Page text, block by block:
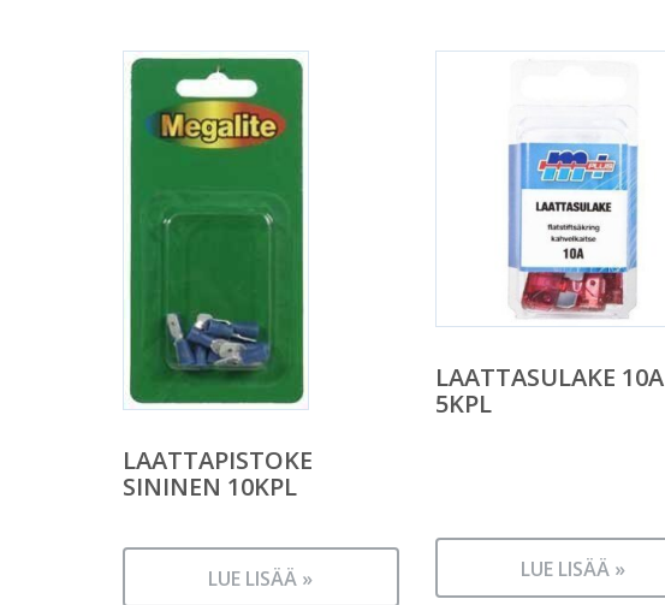
LAATTAPISTOKE
SININEN 10KPL
LUE LISÄÄ »
LAATTASULAKE 10A
5KPL
LUE LISÄÄ »